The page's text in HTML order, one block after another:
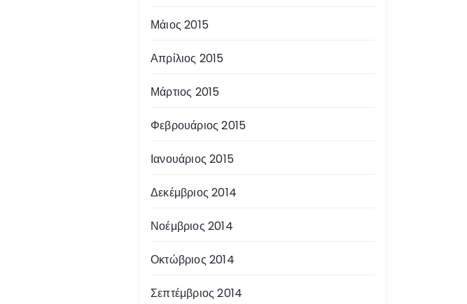
Μάιος 2015
Απρίλιος 2015
Μάρτιος 2015
Φεβρουάριος 2015
Ιανουάριος 2015
Δεκέμβριος 2014
Νοέμβριος 2014
Οκτώβριος 2014
Σεπτέμβριος 2014